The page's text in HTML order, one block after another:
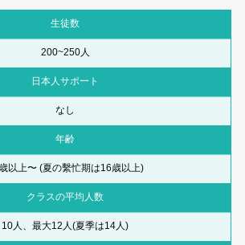
生徒数
200~250人
日本人サポート
なし
年齢
以上〜 (夏の繫忙期は16歳以上)
クラスの平均人数
10人、最大12人(夏季は14人)